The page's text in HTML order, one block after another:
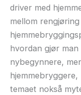
driver med
mellom
hvordan gjør
nybegynnere,
temaet nokså